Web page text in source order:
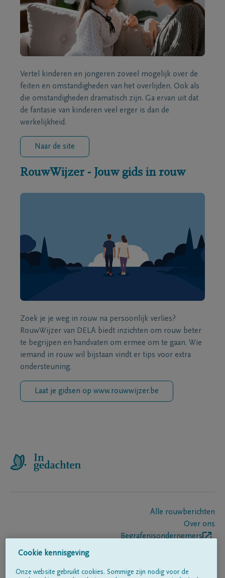
Vertel kinderen en jongeren zoveel mogelijk over de
feiten en omstandigheden van het overlijden. Ook als
die omstandigheden dramatisch zijn. Ga ervan uit dat
de fantasie van kinderen veel erger is dan de
werkelijkheid.
Naar de site
RouwWijzer - Jouw gids in rouw
Zoek je je weg in rouw na persoonlijk verlies?
RouwWijzer van DELA biedt inzichten om rouw beter
te begrijpen en handvaten om ermee om te gaan. Wie
iemand in rouw wil bijstaan vindt er tips voor extra
ondersteuning.
Laat je gidsen op www.rouwwijzer.be
Alle rouwberichten
Over ons
Begrafenisondernemers
Cookie kennisgeving
Onze website gebruikt cookies. Sommige zijn nodig voor de